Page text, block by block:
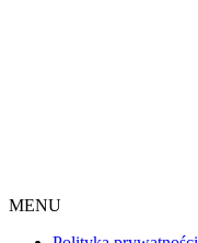
MENU